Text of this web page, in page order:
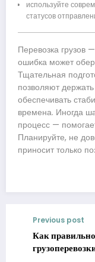
используйте
статусов
Перевозка грузов
ошибка может
Тщательная
позволяют
обеспечивать
времена. Иногда
процесс —
Планируйте, не
приносит только
Previous post
Как